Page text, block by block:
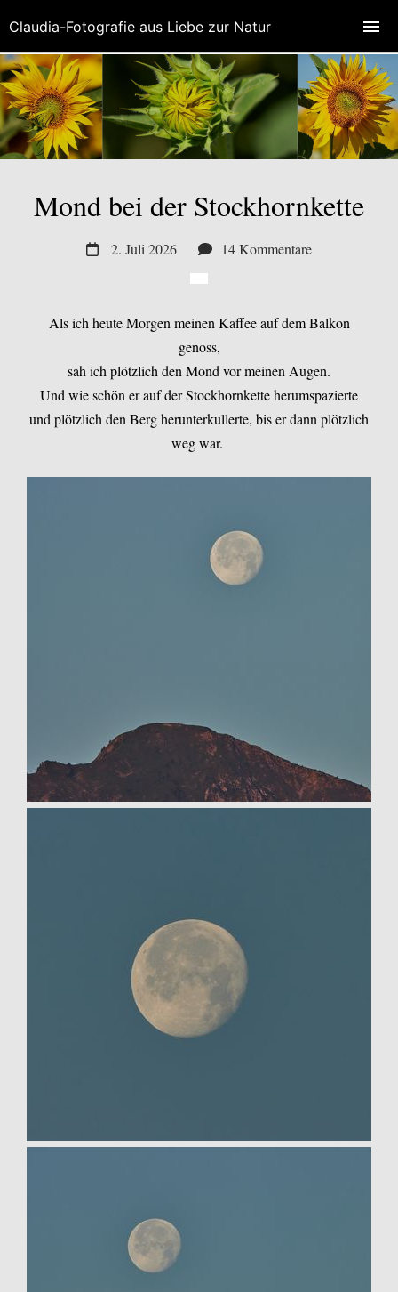
Mond bei der Stockhornkette
2. Juli 2026 14 Kommentare
Als ich heute Morgen meinen Kaffee auf dem Balkon
genoss,
sah ich plötzlich den Mond vor meinen Augen.
Und wie schön er auf der Stockhornkette herumspazierte
und plötzlich den Berg herunterkullerte, bis er dann plötzlich
weg war.
Claudia-Fotografie aus Liebe zur Natur